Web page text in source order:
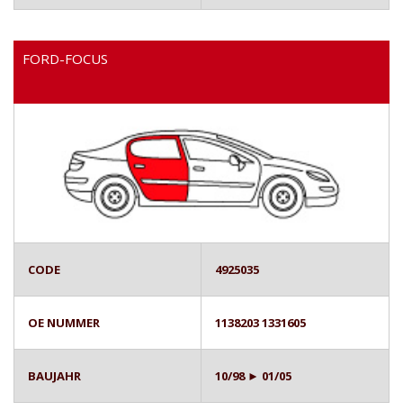
FORD-FOCUS
CODE 4925035
OE NUMMER 1138203 1331605
BAUJAHR 10/98 ► 01/05